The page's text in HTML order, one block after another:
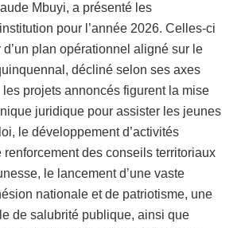
Mbuyi, a présenté les
pour l’année 2026. Celles-ci
d’un plan opérationnel aligné sur le
décliné selon ses axes
projets annoncés figurent la mise
juridique pour assister les jeunes
le développement d’activités
renforcement des conseils territoriaux
le lancement d’une vaste
nationale et de patriotisme, une
de salubrité publique, ainsi que